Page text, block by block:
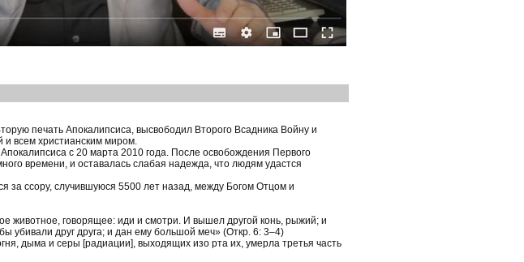
печать Апокалипсиса, высвободил Второго Всадника Войну и
и всем христианским миром.
с 20 марта 2010 года. После освобождения Первого
времени, и оставалась слабая надежда, что людям удастся
за ссору, случившуюся 5500 лет назад, между Богом Отцом и
животное, говорящее: иди и смотри. И вышел другой конь, рыжий; и
убивали друг друга; и дан ему большой меч» (Откр. 6: 3–4)
дыма и серы [радиации], выходящих изо рта их, умерла третья часть